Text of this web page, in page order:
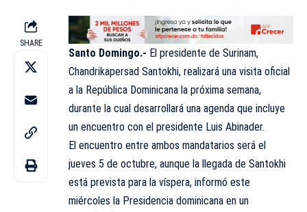
SHARE
Santo Domingo.- El presidente de Surinam,
Chandrikapersad Santokhi, realizará una visita oficial
a la República Dominicana la próxima semana,
durante la cual desarrollará una agenda que incluye
un encuentro con el presidente Luis Abinader.
El encuentro entre ambos mandatarios será el
jueves 5 de octubre, aunque la llegada de Santokhi
está prevista para la víspera, informó este
miércoles la Presidencia dominicana en un